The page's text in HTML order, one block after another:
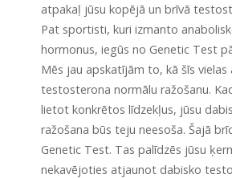
atpakaļ jūsu kopējā un brīvā
Pat sportisti, kuri izmanto
hormonus, iegūs no Genetic Test
Mēs jau apskatījām to, kā šīs vielas
testosterona normālu ražošanu.
lietot konkrētos līdzekļus, jūsu
ražošana būs teju neesoša. Šajā
Genetic Test. Tas palīdzēs jūsu
nekavējoties atjaunot dabisko